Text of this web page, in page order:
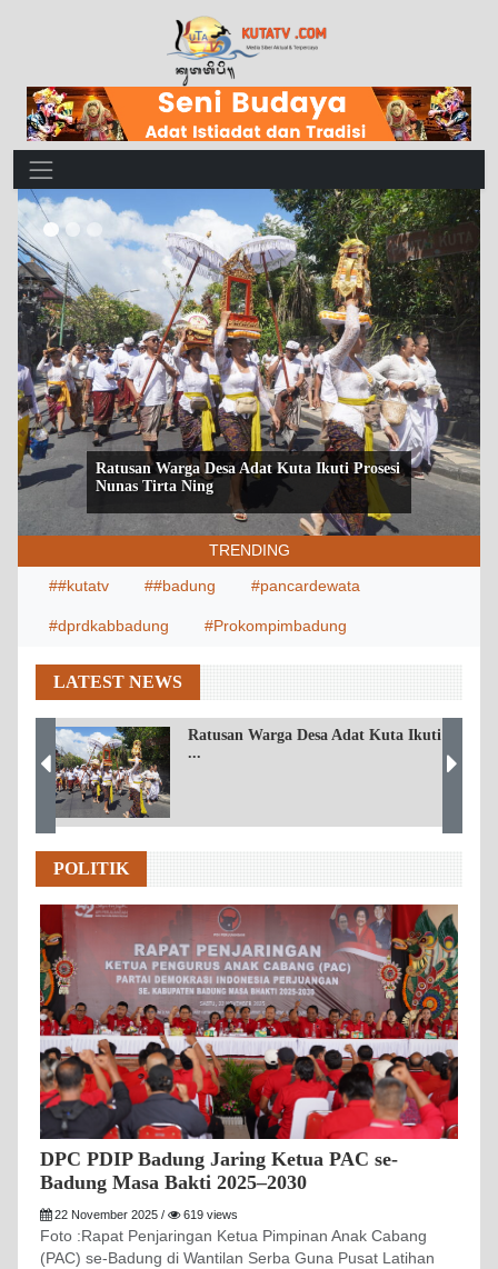
Main Navigation
RATUSAN WARGA DESA ADAT KUTA
MENGIKUTI PROSESI NGULAPIN DAN
NEBUSIN ...
TRENDING
##kutatv ##badung #pancardewata
#dprdkabbadung #Prokompimbadung
LATEST NEWS
Ratusan Warga Desa Adat Kuta Ikuti
...
POLITIK
DPC PDIP Badung Jaring Ketua PAC se-
Badung Masa Bakti 2025–2030
22 November 2025 / 619 views
Foto :Rapat Penjaringan Ketua Pimpinan Anak Cabang
(PAC) se-Badung di Wantilan Serba Guna Pusat Latihan